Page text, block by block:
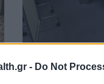
- Do Not